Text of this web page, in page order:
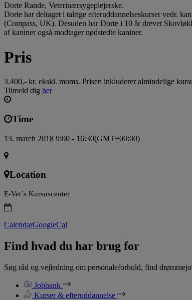
Dorte Rande, Veterinærsygeplejerske.
Dorte har deltaget i talrige efteruddannelseskurser vedr.
(Compass, UK). Desuden har Dorte i 10 år drevet
af kaniner også modtager nødstedte kaniner.
Pris
3.400,- kr. ekskl. moms. Prisen inkluderer almindelige
Tilmeld dig her
Time
13. march 2018 9:00 - 16:30(GMT+00:00)
Location
E-Vet´s Kursuscenter
CalendarGoogleCal
Find hvad du har brug for
Søg råd og vejledning om personaleforhold, find
Jobbank
Kurser & efteruddannelse